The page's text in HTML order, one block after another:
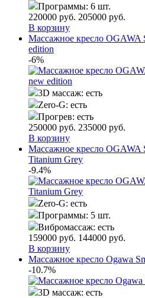
Программы: 6 шт.
220000 руб. 205000 руб.
В корзину
Массажное кресло OGAWA
edition
-6%
3D массаж: есть
Zero-G: есть
Прогрев: есть
250000 руб. 235000 руб.
В корзину
Массажное кресло OGAWA
Titanium Grey
-9.4%
Zero-G: есть
Программы: 5 шт.
Вибромассаж: есть
159000 руб. 144000 руб.
В корзину
Массажное кресло Ogawa
-10.7%
3D массаж: есть